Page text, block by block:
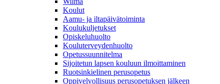
Koulut
Aamu- ja iltapäivätoiminta
Koulukuljetukset
Opiskeluhuolto
Kouluterveydenhuolto
Opetussuunnitelma
Sijoitetun lapsen kouluun ilmoittaminen
Ruotsinkielinen perusopetus
Oppivelvollisuus perusopetuksen jälkeen